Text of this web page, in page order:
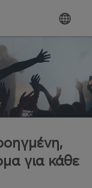
για κάθε